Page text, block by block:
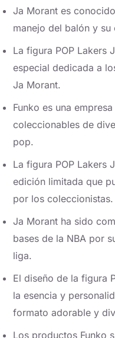
Ja Morant es
manejo del balón y
La figura POP Lakers
especial dedicada a
Ja Morant.
Funko es una
coleccionables de
pop.
La figura POP Lakers
edición limitada que
por los coleccionistas.
Ja Morant ha sido
bases de la NBA por
liga.
El diseño de la figura
la esencia y
formato adorable y
Los productos Funko